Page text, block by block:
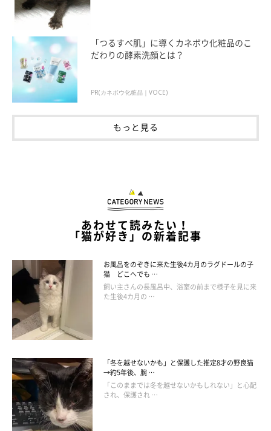
しゃけᗦ↞◃(@ragga_syake)がシェアした投稿
人のことが大好きなしゃけくん
「つるすべ肌」に導くカネボウ化粧品のこ
だわりの酵素洗顔とは？
PR(カネボウ化粧品｜VOCE)
もっと見る
あわせて読みたい！
「猫が好き」の新着記事
お風呂をのぞきに来た生後4カ月のラグドールの子
猫 どこへでも …
飼い主さんの長風呂中、浴室の前まで様子を見に来
た生後4カ月の …
「冬を越せないかも」と保護した推定8才の野良猫
→約5年後、腕 …
「このままでは冬を越せないかもしれない」と心配
され、保護され …